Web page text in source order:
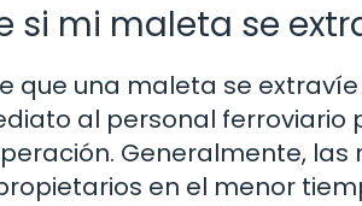
si mi maleta se
que una maleta se
al personal ferroviario
Generalmente,
en el menor